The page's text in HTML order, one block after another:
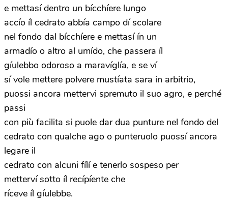
e mettasí dentro un bícchíere lungo
accío íl cedrato abbía campo dí scolare
nel fondo dal bícchíere e mettasí ín un
armadío o altro al umído, che passera íl
gíulebbo odoroso a maravíglía, e se ví
sí vole mettere polvere mustíata sara in arbitrio,
puossi ancora mettervi spremuto il suo agro, e perché
passi
con più facilita si puole dar dua punture nel fondo del
cedrato con qualche ago o punteruolo puossí ancora
legare il
cedrato con alcuni fílí e tenerlo sospeso per
metterví sotto íl recípíente che
ríceve íl gíulebbe.